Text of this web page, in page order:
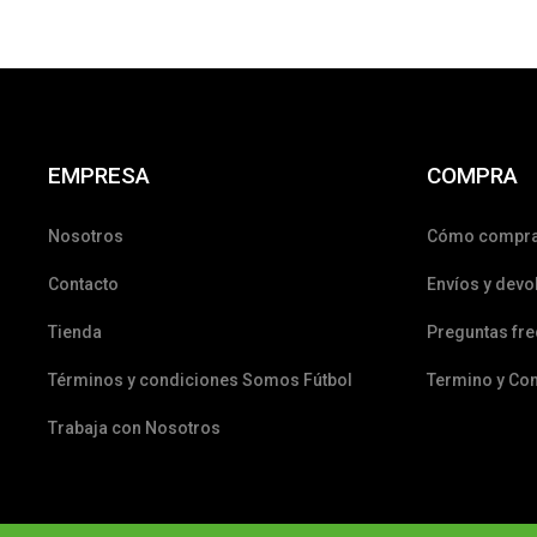
EMPRESA
Nosotros
Contacto
Tienda
Términos y condiciones Somos Fútbol
Trabaja con Nosotros
COMPRA
Cómo
Envíos y
Preguntas
Termino y